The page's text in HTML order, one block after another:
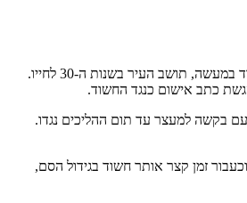
תושב קריית שמונה התלונן במשטרה כי כרטיס האשראי שלו נגנב ובוצעו בו רכישות בבתי עסק שונים בסכום של כ-5000 שקלים. בפעילות זריזה של משטרת קריית שמונה נעצר חשוד במעשה, תושב העיר בשנות ה-30 לחייו.
כתב אישום כנגד החשוד.
כתב אישום עם בקשה למעצר עד תום ההליכים נגדו.
גרם. שוטרי התחנה החלו בפעילויות לאיתור חשוד וכעבור זמן קצר אותר חשוד בגידול הסם,